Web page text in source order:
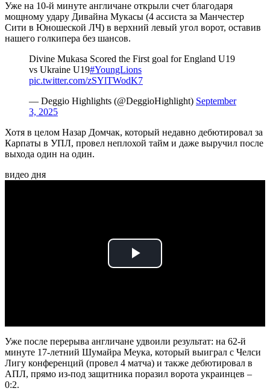
Уже на 10-й минуте англичане открыли счет благодаря
мощному удару Дивайна Мукасы (4 ассиста за Манчестер
Сити в Юношеской ЛЧ) в верхний левый угол ворот, оставив
нашего голкипера без шансов.
Divine Mukasa Scored the First goal for England U19
vs Ukraine U19#YoungLions
pic.twitter.com/zSYlTWodK7
— Deggio Highlights (@DeggioHighlight) September
3, 2025
Хотя в целом Назар Домчак, который недавно дебютировал за
Карпаты в УПЛ, провел неплохой тайм и даже выручил после
выхода один на один.
видео дня
Play
Уже после перерыва англичане удвоили результат: на 62-й
минуте 17-летний Шумайра Меука, который выиграл с Челси
Лигу конференций (провел 4 матча) и также дебютировал в
АПЛ, прямо из-под защитника поразил ворота украинцев –
0:2.